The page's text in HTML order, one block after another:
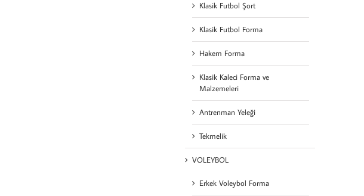
Klasik Futbol Şort
Klasik Futbol Forma
Hakem Forma
Klasik Kaleci Forma ve
Malzemeleri
Antrenman Yeleği
Tekmelik
VOLEYBOL
Erkek Voleybol Forma